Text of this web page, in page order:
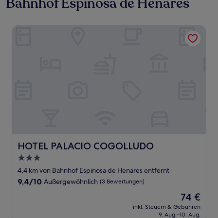
HOTEL PALACIO COGOLLUDO
HOTEL PALACIO COGOLLUDO
3.0-
Sterne-
Unterkunft
4,4 km von Bahnhof Espinosa de Henares entfernt
9.4
9,4/10 Außergewöhnlich (3 Bewertungen)
Der
Preis
beträgt
74 €
inkl. Steuern & Gebühren
9. Aug.–10. Aug.